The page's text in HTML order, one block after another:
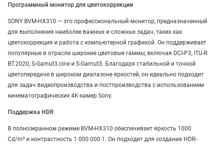
Программный монитор для цветокоррекции
SONY BVM-HX310 — это профессиональный монитор, предназначенный
для выполнения наиболее важных и сложных задач, таких как
цветокоррекция и работа с компьютерной графикой. Он поддерживает
популярные в отрасли широкие цветовые гаммы, включая DCI‑P3, ITU‑R
BT.2020, S‑Gamut3.cine и S‑Gamut3. Благодаря стабильной и точной
цветопередаче в широком диапазоне яркостей, он идеально подходит
для задач видеопроизводства и постпроизводства с использованием
кинематографических 4K-камер Sony.
Поддержка HDR
В полноэкранном режиме BVM-HX310 обеспечивает яркость 1000
Cd/m² и контрастность 1 000 000:1. Он подходит для создания HDR-